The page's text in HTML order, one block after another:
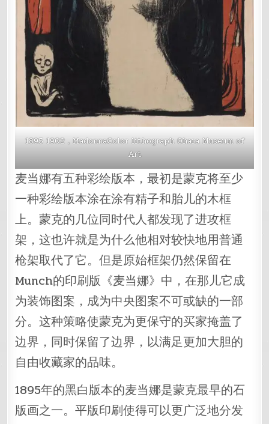
1895 1902，MadonnaColor lithograph Ohara Museum of
Art
麦当娜有五种彩绘版本，最初是蒙克将至少
一种彩绘版本涂在涂有精子和胎儿的木框
上。蒙克的几位同时代人都发现了进攻框
架，这也许就是为什么他相对较快地用普通
枪架取代了它。但是原始框架仍然保留在
Munch的印刷版《麦当娜》中，在那儿它成
为装饰图案，成为中央图案不可或缺的一部
分。这种策略使蒙克为更保守的买家掩盖了
边界，同时保留了边界，以满足更加大胆的
自由收藏家的品味。
1895年的黑白版本的麦当娜是蒙克最早的石
版画之一。平版印刷使得可以更广泛地分发